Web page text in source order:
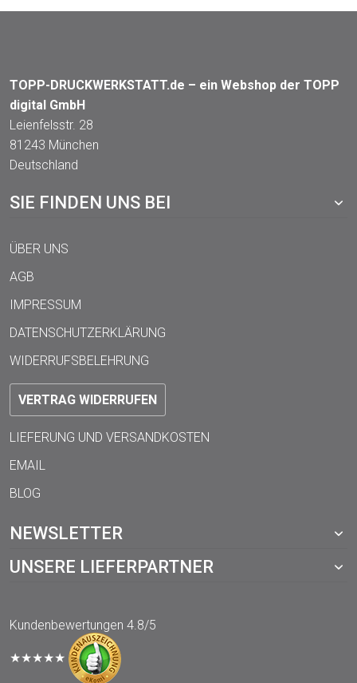
TOPP-DRUCKWERKSTATT.de – ein Webshop der TOPP
digital GmbH
Leienfelsstr. 28
81243 München
Deutschland
SIE FINDEN UNS BEI
ÜBER UNS
AGB
IMPRESSUM
DATENSCHUTZERKLÄRUNG
WIDERRUFSBELEHRUNG
VERTRAG WIDERRUFEN
LIEFERUNG UND VERSANDKOSTEN
EMAIL
BLOG
NEWSLETTER
UNSERE LIEFERPARTNER
Kundenbewertungen 4.8/5
★★★★★